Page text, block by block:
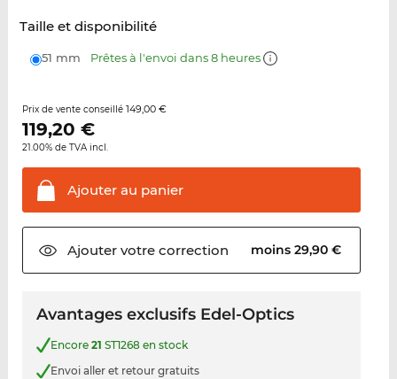
Taille et disponibilité
51 mm Prêtes à l'envoi dans 8 heures
Prix de vente conseillé 149,00 €
119,20 €
21.00% de TVA incl.
Ajouter au panier
Ajouter votrecorrection moins 29,90 €
Avantages exclusifs Edel-Optics
Encore 21 ST1268 en stock
Envoi aller et retour gratuits